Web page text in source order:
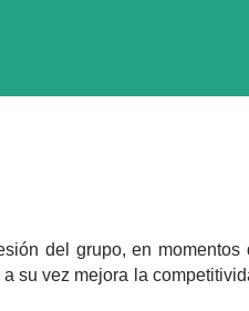
del grupo, en momentos
su vez mejora la